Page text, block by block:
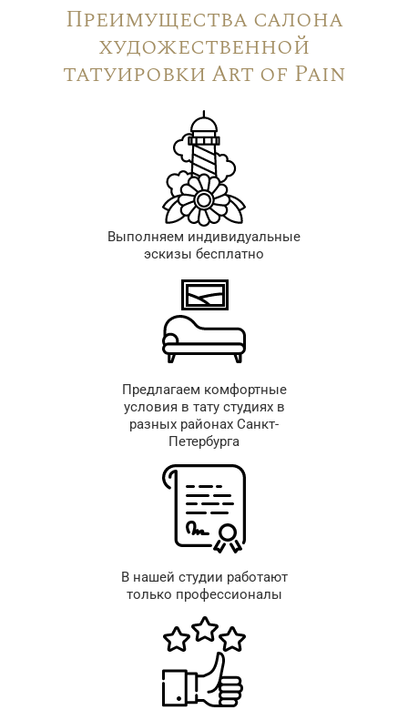
Преимущества салона
художественной
татуировки Art of Pain
Выполняем индивидуальные
эскизы бесплатно
Предлагаем комфортные
условия в тату студиях в
разных районах Санкт-
Петербурга
В нашей студии работают
только профессионалы